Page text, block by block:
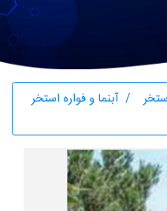
آبنما و فواره استخر